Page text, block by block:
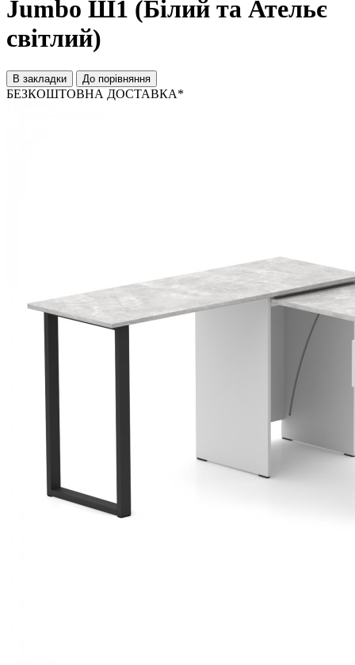
Jumbo Ш1 (Білий та Ательє
світлий)
В закладки До порівняння
БЕЗКОШТОВНА ДОСТАВКА*